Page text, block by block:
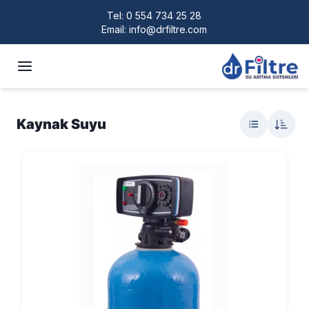
Tel:0 554 734 25 28
Email:info@drfiltre.com
Kaynak Suyu